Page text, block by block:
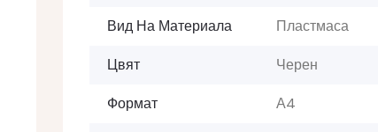
Вид На Материала Пластмаса
Цвят Черен
Формат А4